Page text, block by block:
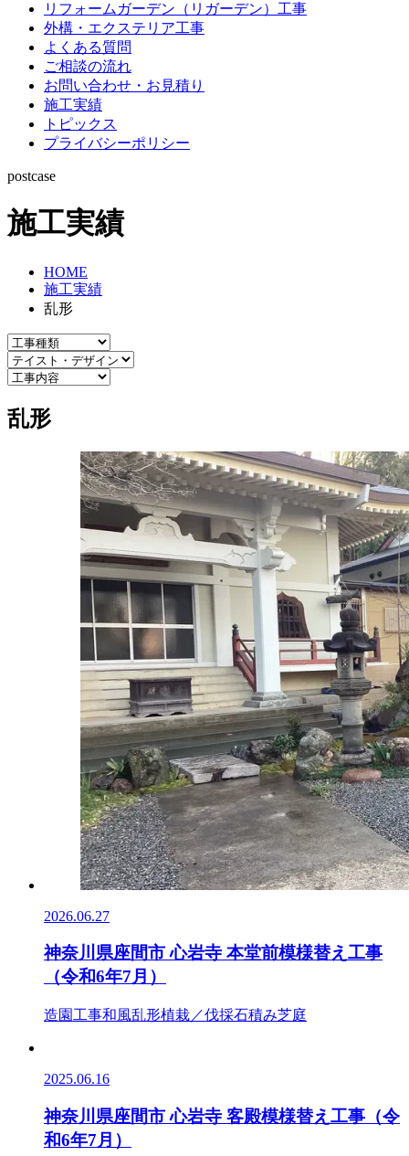
リフォームガーデン（リガーデン）工事
外構・エクステリア工事
よくある質問
ご相談の流れ
お問い合わせ・お見積り
施工実績
トピックス
プライバシーポリシー
postcase
施工実績
HOME
施工実績
乱形
乱形
2026.06.27
神奈川県座間市 心岩寺 本堂前模様替え工事
（令和6年7月）
造園工事和風乱形植栽／伐採石積み芝庭
2025.06.16
神奈川県座間市 心岩寺 客殿模様替え工事（令
和6年7月）